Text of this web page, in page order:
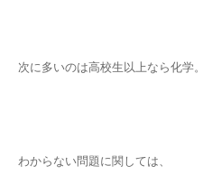
次に多いのは高校生以上なら化学。
わからない問題に関しては、